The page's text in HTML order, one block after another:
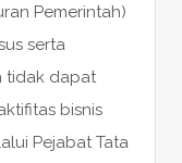
Pemerintah)
serta
tidak dapat
bisnis
Pejabat Tata